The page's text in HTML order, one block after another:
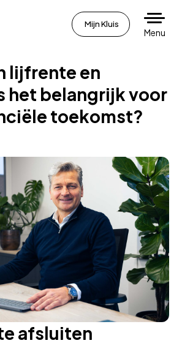
Mijn Kluis
Menu
lijfrente en
het belangrijk voor
toekomst?
afsluiten